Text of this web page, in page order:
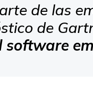
de las
de
software